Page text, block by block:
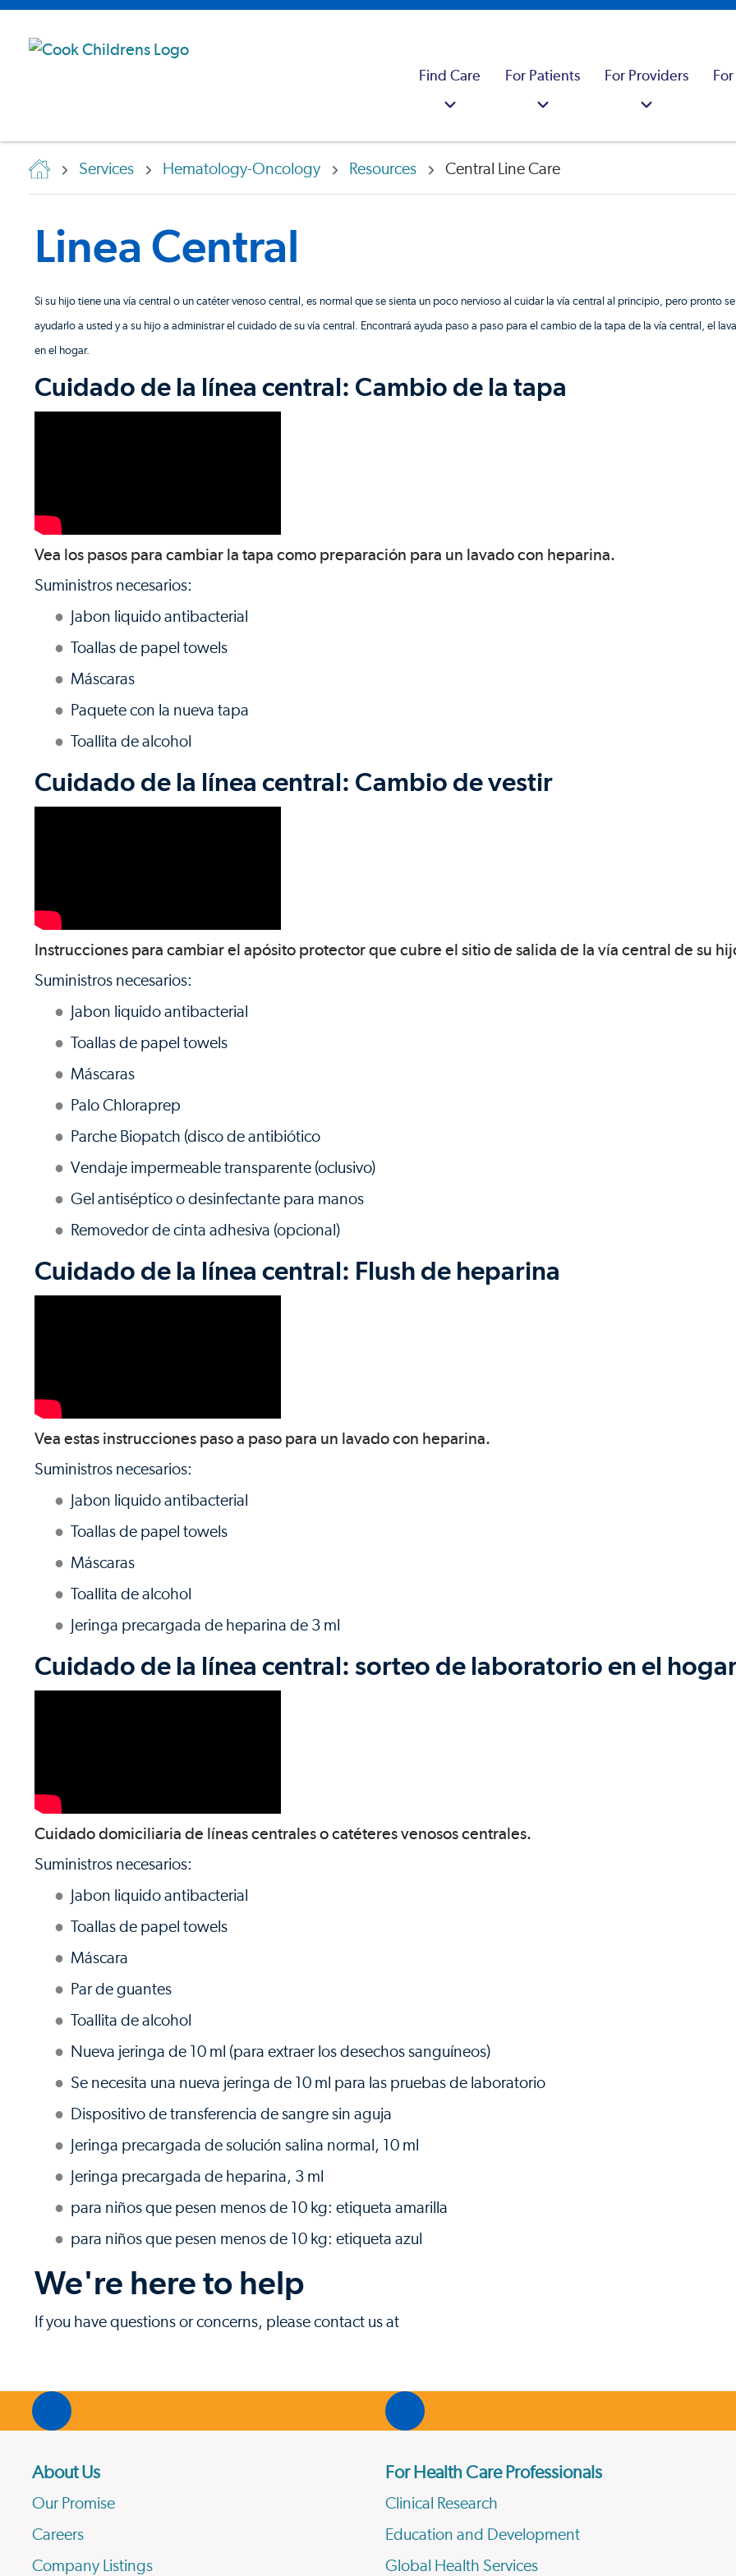
Find Care For Patients For Providers
Services Hematology-Oncology Resources Central Line Care
Linea Central
Si su hijo tiene una vía central o un catéter venoso central, es normal que se sienta un poco nervioso al cuidar la vía central al principio, pero pronto
ayudarlo a usted y a su hijo a administrar el cuidado de su vía central. Encontrará ayuda paso a paso para el cambio de la tapa de la vía central, el
en el hogar.
Cuidado de la línea central: Cambio de la tapa
Vea los pasos para cambiar la tapa como preparación para un lavado con heparina.
Suministros necesarios:
Jabon liquido antibacterial
Toallas de papel towels
Máscaras
Paquete con la nueva tapa
Toallita de alcohol
Cuidado de la línea central: Cambio de vestir
Instrucciones para cambiar el apósito protector que cubre el sitio de salida de la vía central de su
Suministros necesarios:
Jabon liquido antibacterial
Toallas de papel towels
Máscaras
Palo Chloraprep
Parche Biopatch (disco de antibiótico
Vendaje impermeable transparente (oclusivo)
Gel antiséptico o desinfectante para manos
Removedor de cinta adhesiva (opcional)
Cuidado de la línea central: Flush de heparina
Vea estas instrucciones paso a paso para un lavado con heparina.
Suministros necesarios:
Jabon liquido antibacterial
Toallas de papel towels
Máscaras
Toallita de alcohol
Jeringa precargada de heparina de 3 ml
Cuidado de la línea central: sorteo de laboratorio en el
Cuidado domiciliaria de líneas centrales o catéteres venosos centrales.
Suministros necesarios:
Jabon liquido antibacterial
Toallas de papel towels
Máscara
Par de guantes
Toallita de alcohol
Nueva jeringa de 10 ml (para extraer los desechos sanguíneos)
Se necesita una nueva jeringa de 10 ml para las pruebas de laboratorio
Dispositivo de transferencia de sangre sin aguja
Jeringa precargada de solución salina normal, 10 ml
Jeringa precargada de heparina, 3 ml
para niños que pesen menos de 10 kg: etiqueta amarilla
para niños que pesen menos de 10 kg: etiqueta azul
We're here to help
If you have questions or concerns, please contact us at
About Us
Our Promise
Careers
Company Listings
For Health Care Professionals
Clinical Research
Education and Development
Global Health Services